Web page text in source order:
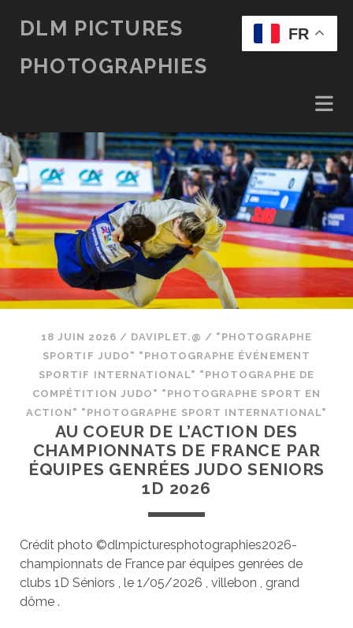
DLM PICTURES
PHOTOGRAPHIES
18 JUIN 2026 / DAVIPLET.@ / "PHOTOGRAPHE
SPORTIF JUDO" "PHOTOGRAPHE ÉVÉNEMENT
SPORTIF INTERNATIONAL" "PHOTOGRAPHE DE
COMPÉTITION JUDO" "PHOTOGRAPHE SPORT EN
ACTION" "PHOTOGRAPHE SPORT INTERNATIONAL"
AU COEUR DE L’ACTION DES
CHAMPIONNATS DE FRANCE PAR
ÉQUIPES GENRÉES JUDO SENIORS
1D 2026
Crédit photo ©dlmpicturesphotographies2026-
championnats de France par équipes genrées de
clubs 1D Séniors , le 1/05/2026 , villebon , grand
dôme .
FR